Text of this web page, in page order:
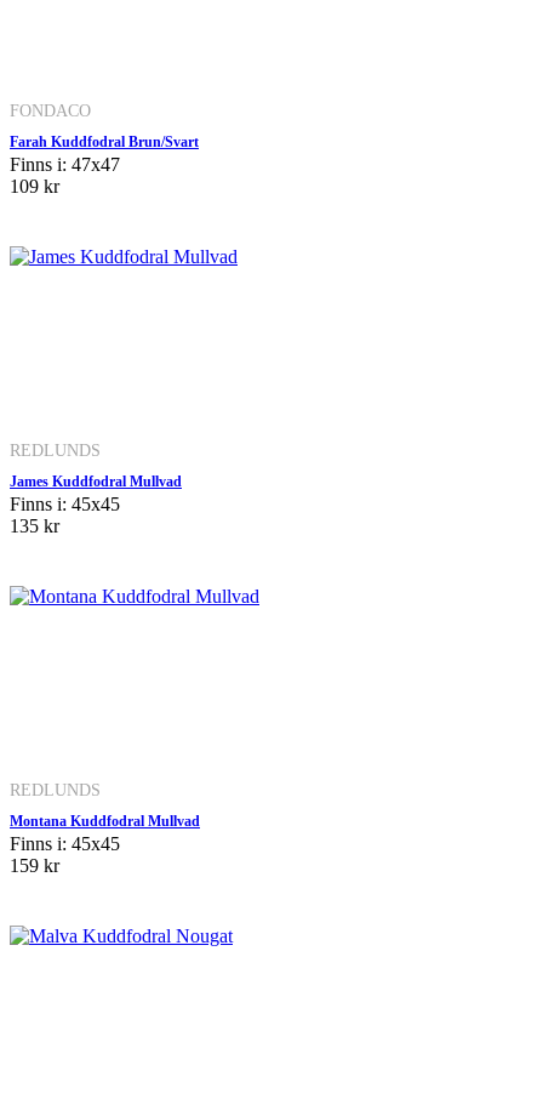
FONDACO
Farah Kuddfodral Brun/Svart
Finns i: 47x47
109 kr
REDLUNDS
James Kuddfodral Mullvad
Finns i: 45x45
135 kr
REDLUNDS
Montana Kuddfodral Mullvad
Finns i: 45x45
159 kr